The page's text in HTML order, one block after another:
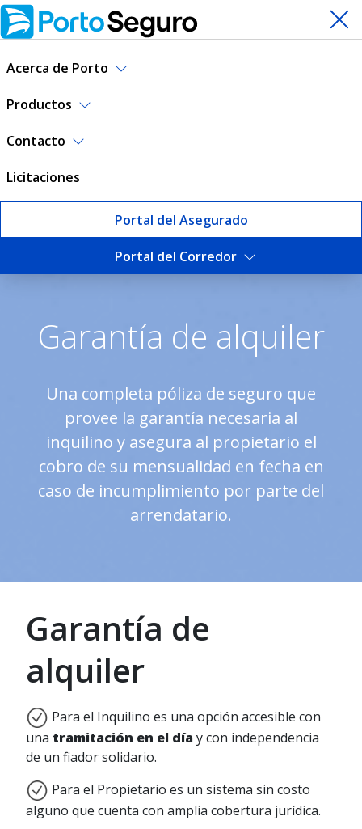
Acerca de Porto
Productos
Contacto
Licitaciones
Portal del Asegurado
Portal del Corredor
Garantía de Alquiler | Porto
Garantía de alquiler
Una completa póliza de seguro que
provee la garantía necesaria al
inquilino y asegura al propietario el
cobro de su mensualidad en fecha en
caso de incumplimiento por parte del
arrendatario.
Garantía de
alquiler
Para el Inquilino es una opción accesible con
una tramitación en el díay con independencia
de un fiador solidario.
Para el Propietario es un sistema sin costo
alguno que cuenta con amplia cobertura jurídica.